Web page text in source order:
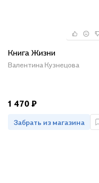
Книга Жизни
Валентина Кузнецова
1 470 ₽
Забрать из магазина